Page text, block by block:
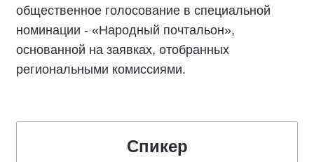
общественное голосование в специальной
номинации - «Народный почтальон»,
основанной на заявках, отобранных
региональными комиссиями.
Спикер